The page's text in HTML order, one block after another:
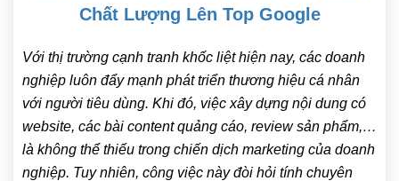
Chất Lượng Lên Top Google
Với thị trường cạnh tranh khốc liệt hiện nay, các doanh
nghiệp luôn đẩy mạnh phát triển thương hiệu cá nhân
với người tiêu dùng. Khi đó, việc xây dựng nội dung có
website, các bài content quảng cáo, review sản phẩm,…
là không thể thiếu trong chiến dịch marketing của doanh
nghiệp. Tuy nhiên, công việc này đòi hỏi tính chuyên